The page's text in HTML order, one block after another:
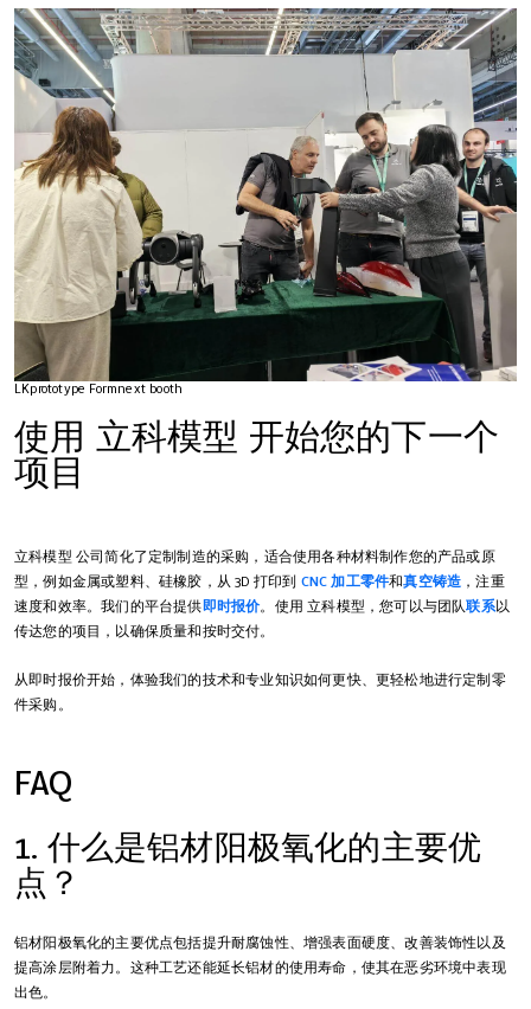
LKprototype Formnext booth
使用 立科模型 开始您的下一个
项目
立科模型 公司简化了定制制造的采购，适合使用各种材料制作您的产品或原
型，例如金属或塑料、硅橡胶，从 3D 打印到 CNC 加工零件和真空铸造 ，注重
速度和效率。我们的平台提供即时报价。使用 立科模型，您可以与团队联系以
传达您的项目，以确保质量和按时交付。
从即时报价开始，体验我们的技术和专业知识如何更快、更轻松地进行定制零
件采购。
FAQ
1. 什么是铝材阳极氧化的主要优
点？
铝材阳极氧化的主要优点包括提升耐腐蚀性、增强表面硬度、改善装饰性以及
提高涂层附着力。这种工艺还能延长铝材的使用寿命，使其在恶劣环境中表现
出色。